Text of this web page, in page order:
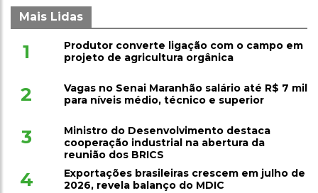
Mais Lidas
1
Produtor converte ligação com o campo em
projeto de agricultura orgânica
2
Vagas no Senai Maranhão salário até R$ 7 mil
para níveis médio, técnico e superior
3
Ministro do Desenvolvimento destaca
cooperação industrial na abertura da
reunião dos BRICS
4
Exportações brasileiras crescem em julho de
2026, revela balanço do MDIC